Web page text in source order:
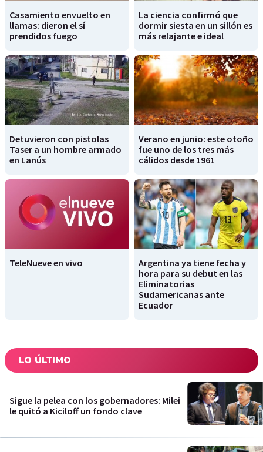
Casamiento envuelto en
llamas: dieron el sí
prendidos fuego
La ciencia confirmó que
dormir siesta en un sillón es
más relajante e ideal
Detuvieron con pistolas
Taser a un hombre armado
en Lanús
Verano en junio: este otoño
fue uno de los tres más
cálidos desde 1961
TeleNueve en vivo
Argentina ya tiene fecha y
hora para su debut en las
Eliminatorias
Sudamericanas ante
Ecuador
LO ÚLTIMO
Sigue la pelea con los gobernadores: Milei
le quitó a Kiciloff un fondo clave